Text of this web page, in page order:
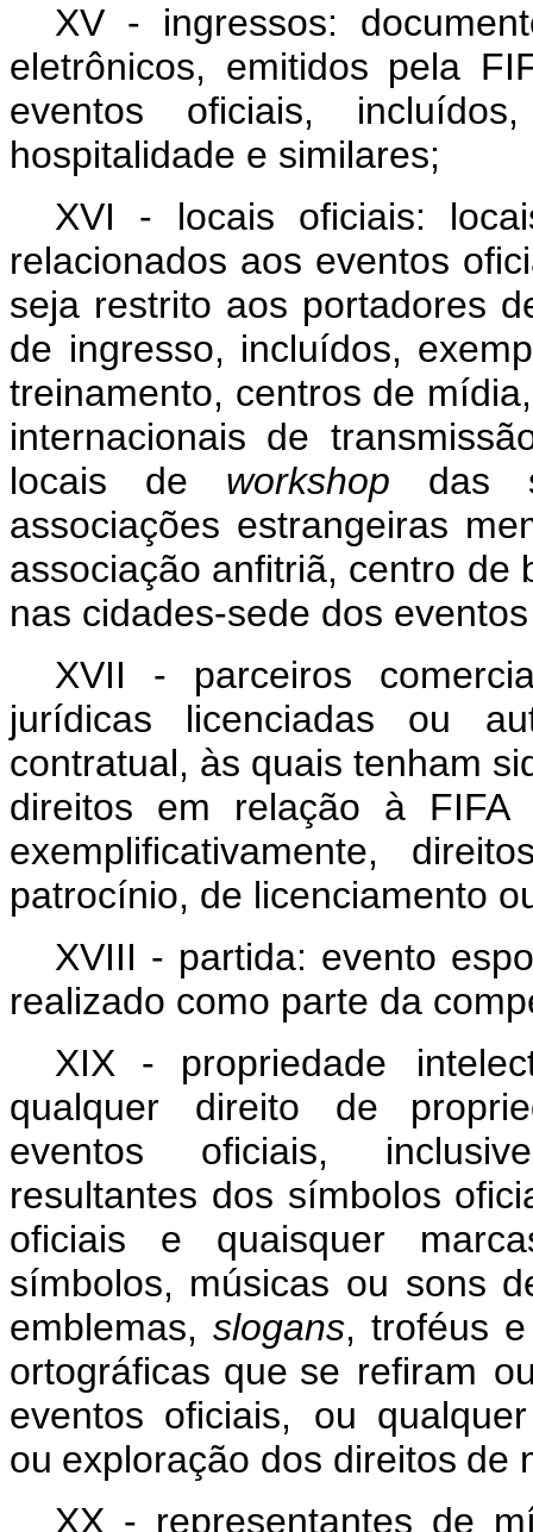
XV - ingressos:
eletrônicos, emitidos pela
eventos oficiais,
hospitalidade e similares;
XVI - locais oficiais:
relacionados aos eventos
seja restrito aos portadores
de ingresso, incluídos,
treinamento, centros de
internacionais de
locais de workshop
das
associações estrangeiras
associação anfitriã, centro de
nas cidades-sede dos
XVII - parceiros
jurídicas
licenciadas
ou
contratual, às quais tenham
direitos em relação à FIFA
exemplificativamente,
patrocínio, de licenciamento
XVIII - partida: evento
realizado como parte da
XIX - propriedade
qualquer
direito
de
eventos
oficiais,
resultantes dos símbolos
oficiais
e
quaisquer
símbolos, músicas ou sons
emblemas, slogans, troféus
ortográficas que se refiram
eventos oficiais, ou qualquer
ou exploração dos direitos de
XX - representantes de